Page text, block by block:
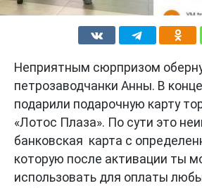
Неприятным сюрпризом
петрозаводчанки Анны. В
подарили подарочную карту
«Лотос Плаза». По сути это
банковская карта с
которую после активации ты
использовать для оплаты